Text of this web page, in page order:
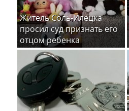
Житель Соль-Илецка
просил суд признать его
отцом ребенка